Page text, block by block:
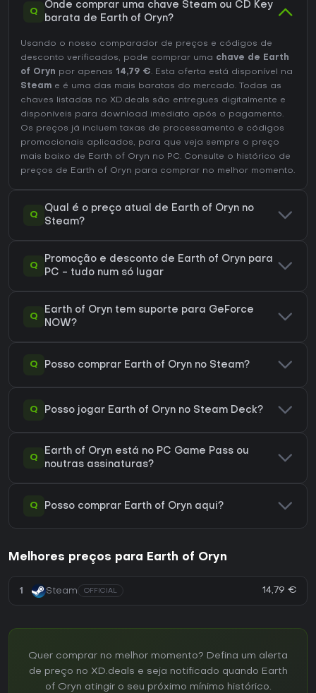
Q
Onde comprar uma chave Steam ou CD Key
barata de Earth of Oryn?
Usando o nosso comparador de preços e códigos de
desconto verificados, pode comprar uma chave de Earth
of Oryn por apenas 14,79 €. Esta oferta está disponível na
Steam e é uma das mais baratas do mercado. Todas as
chaves listadas no XD.deals são entregues digitalmente e
disponíveis para download imediato após o pagamento.
Os preços já incluem taxas de processamento e códigos
promocionais aplicados, para que veja sempre o preço
mais baixo de Earth of Oryn no PC. Consulte o histórico de
preços de Earth of Oryn para comprar no melhor momento.
Q
Qual é o preço atual de Earth of Oryn no
Steam?
Q
Promoção e desconto de Earth of Oryn para
PC - tudo num só lugar
Q
Earth of Oryn tem suporte para GeForce
NOW?
Q Posso comprar Earth of Oryn no Steam?
Q Posso jogar Earth of Oryn no Steam Deck?
Q
Earth of Oryn está no PC Game Pass ou
noutras assinaturas?
Q Posso comprar Earth of Oryn aqui?
Melhores preços para Earth of Oryn
1 Steam OFFICIAL 14,79 €
Quer comprar no melhor momento? Defina um alerta
de preço no XD.deals e seja notificado quando Earth
of Oryn atingir o seu próximo mínimo histórico.